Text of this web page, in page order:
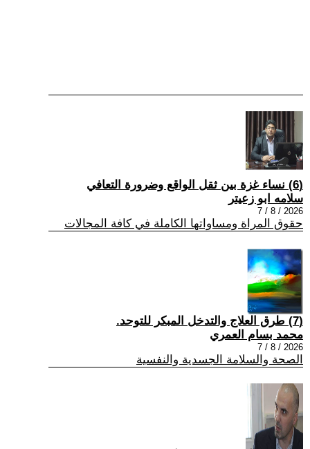
(6) نساء غزة بين ثقل الواقع وضرورة التعافي
سلامه ابو زعيتر
2026 / 8 / 7
حقوق المراة ومساواتها الكاملة في كافة المجالات
(7) طرق العلاج والتدخل المبكر للتوحد.
محمد بسام العمري
2026 / 8 / 7
الصحة والسلامة الجسدية والنفسية